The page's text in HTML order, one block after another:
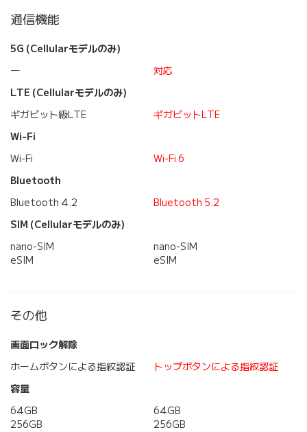
通信機能
5G (Cellularモデルのみ)
―
対応
LTE (Cellularモデルのみ)
ギガビット級LTE
ギガビットLTE
Wi-Fi
Wi-Fi
Wi-Fi 6
Bluetooth
Bluetooth 4.2
Bluetooth 5.2
SIM (Cellularモデルのみ)
nano-SIM
eSIM
nano-SIM
eSIM
その他
画面ロック解除
ホームボタンによる指紋認証
トップボタンによる指紋認証
容量
64GB
256GB
64GB
256GB